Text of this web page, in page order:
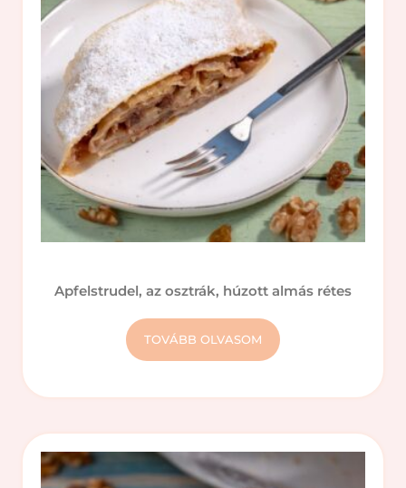
Apfelstrudel, az osztrák, húzott almás rétes
TOVÁBB OLVASOM